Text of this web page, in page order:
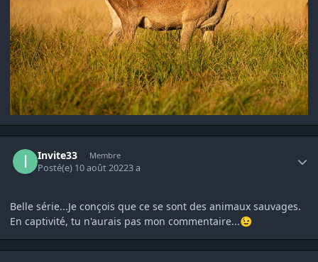
Invite33 Membre
Posté(e) 10 août 20223 a
Belle série...Je conçois que ce se sont des animaux sauvages.
En captivité, tu n'aurais pas mon commentaire...😉